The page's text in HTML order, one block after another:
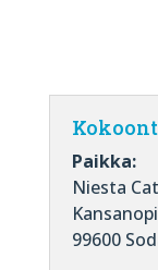
Paikka:
Niesta
99600